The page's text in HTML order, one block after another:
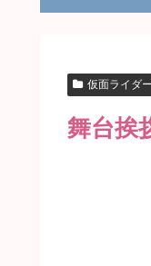
仮面ライダ
舞台挨